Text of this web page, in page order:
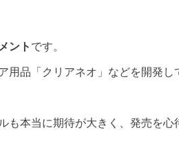
ント です。
品「クリアネオ」などを開発
本当に期待が大きく、発売を